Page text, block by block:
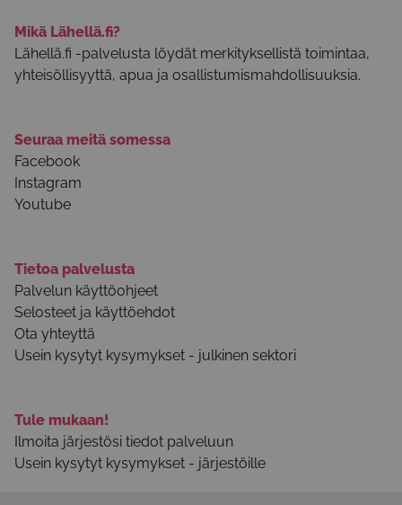
Mikä Lähellä.fi?
Lähellä.fi -palvelusta löydät merkityksellistä toimintaa,
yhteisöllisyyttä, apua ja osallistumismahdollisuuksia.
Seuraa meitä somessa
Facebook
Instagram
Youtube
Tietoa palvelusta
Palvelun käyttöohjeet
Selosteet ja käyttöehdot
Ota yhteyttä
Usein kysytyt kysymykset - julkinen sektori
Tule mukaan!
Ilmoita järjestösi tiedot palveluun
Usein kysytyt kysymykset - järjestöille